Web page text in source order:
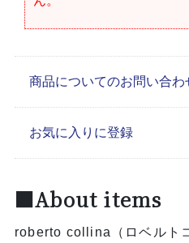
商品についてのお問い合わ
お気に入りに登録
■About items
roberto collina（ロベルト